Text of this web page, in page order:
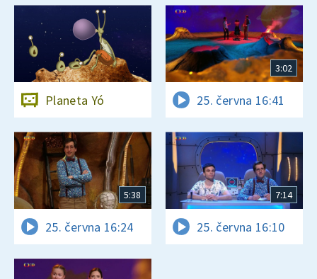
Planeta Yó
3:02
25. června 16:41
5:38
25. června 16:24
7:14
25. června 16:10